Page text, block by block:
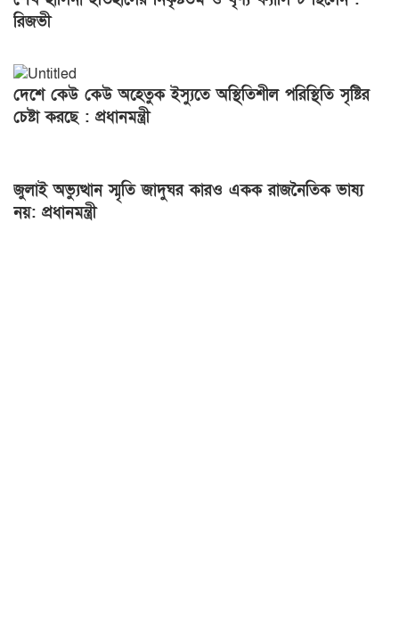
রিজভী
দেশে কেউ কেউ অহেতুক ইস্যুতে অস্থিতিশীল পরিস্থিতি সৃষ্টির
চেষ্টা করছে : প্রধানমন্ত্রী
জুলাই অভ্যুত্থান স্মৃতি জাদুঘর কারও একক রাজনৈতিক ভাষ্য
নয়: প্রধানমন্ত্রী